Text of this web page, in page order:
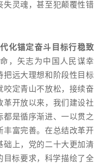
失灵魂，甚至犯颠覆性错
化锚定奋斗目标行稳致
，矢志为中国人民谋幸
把远大理想和阶段性目标
咬定青山不放松，接续奋
革开放以来，我们建设社
都是循序渐进、一以贯之
丰富完善。在总结改革开
础上，党的二十大更加清
目标要求，科学描绘了全